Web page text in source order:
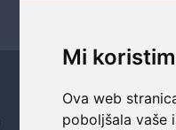
Mi
Ova web
poboljšala vaše
24/7 odlična
Naši agenti